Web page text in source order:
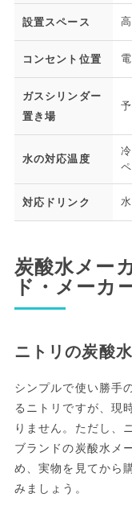
設置スペース
コンセント位置
ガスシリンダー
置き場
水の対応温度
対応ドリンク
炭酸水メー
ド・メーカ
ニトリの炭酸
シンプルで使い勝手
るニトリですが、現
りません。ただし、
ブランドの炭酸水メ
め、実物を見てから
みましょう。